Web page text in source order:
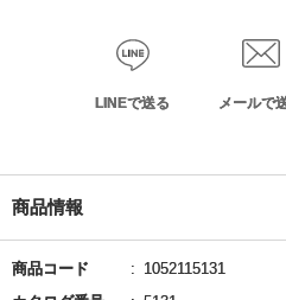
LINEで送る メールで
商品情報
商品コード
1052115131